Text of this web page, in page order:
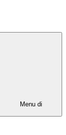
Menu di